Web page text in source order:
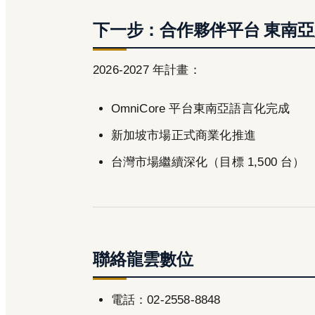
下一步：合作夥伴平台 東南
2026-2027 年計畫：
OmniCore 平台東南亞語言化完成
新加坡市場正式商業化推進
台灣市場繼續深化（目標 1,500 台）
聯絡龍雲數位
電話：02-2558-8848